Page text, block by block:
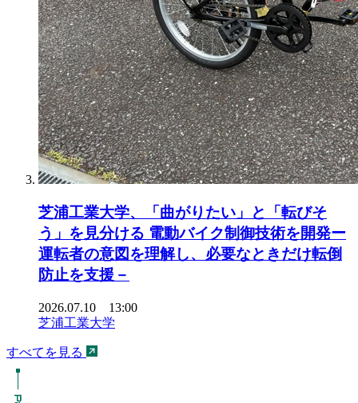
芝浦工業大学、「曲がりたい」と「転びそ
う」を見分ける 電動バイク制御技術を開発ー
運転者の意図を理解し、必要なときだけ転倒
防止を支援－
2026.07.10 13:00
芝浦工業大学
すべてを見る